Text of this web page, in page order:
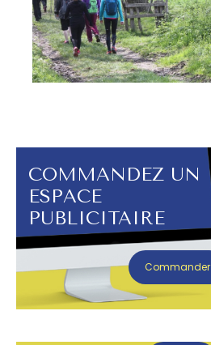
COMMANDEZ UN
ESPACE
PUBLICITAIRE
Commander